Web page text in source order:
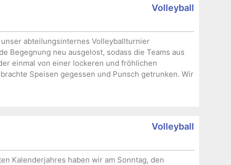
Volleyball
abteilungsinternes Volleyballturnier
Begegnung neu ausgelost, sodass die Teams aus
einmal von einer lockeren und fröhlichen
Speisen gegessen und Punsch getrunken. Wir
Volleyball
Kalenderjahres haben wir am Sonntag, den